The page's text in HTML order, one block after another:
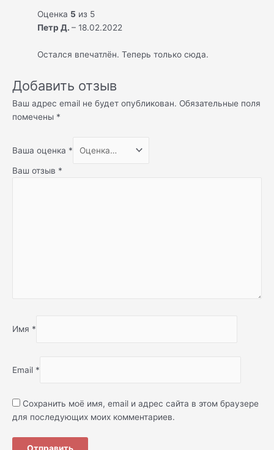
Оценка 5 из 5
Петр Д.– 18.02.2022
Остался впечатлён. Теперь только сюда.
Добавить отзыв
Ваш адрес email не будет опубликован. Обязательные поля
помечены *
Ваша оценка *
Ваш отзыв *
Имя *
Email *
Сохранить моё имя, email и адрес сайта в этом браузере
для последующих моих комментариев.